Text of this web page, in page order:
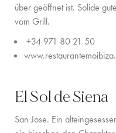
über geöffnet ist. Solide
vom Grill.
+34 971 80 21 50
El Sol de Siena
San Jose. Ein